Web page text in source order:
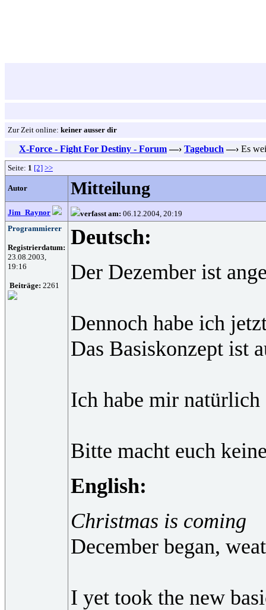
Zur Zeit online: keiner ausser dir
X-Force - Fight For Destiny - Forum —› Tagebuch —› Es
Seite: 1 [2] >>
Autor Mitteilung
Jim_Raynor verfasst am: 06.12.2004, 20:19
Programmierer
Registrierdatum:
23.08.2003,
19:16
Beiträge: 2261
Deutsch:
Der Dezember ist
Dennoch habe ich
Das Basiskonzept ist
Ich habe mir natürlich
Bitte macht euch
English:
Christmas is coming
December began,
I yet took the new